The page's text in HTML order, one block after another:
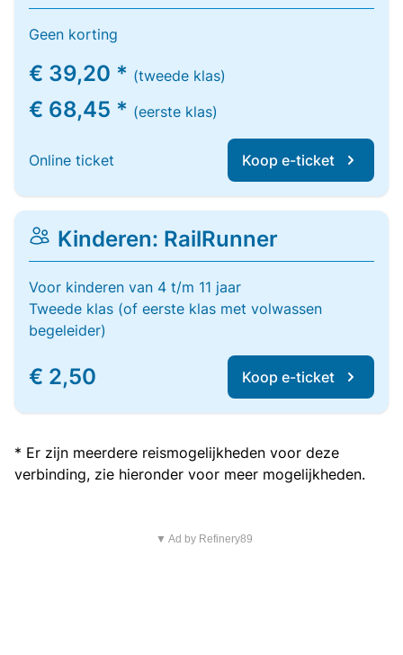
Geen korting
€ 39,20 * (tweede klas)
€ 68,45 * (eerste klas)
Online ticket Koop e-ticket
Kinderen: RailRunner
Voor kinderen van 4 t/m 11 jaar
Tweede klas (of eerste klas met volwassen
begeleider)
€ 2,50 Koop e-ticket
* Er zijn meerdere reismogelijkheden voor deze
verbinding, zie hieronder voor meer mogelijkheden.
▼ Ad by Refinery89